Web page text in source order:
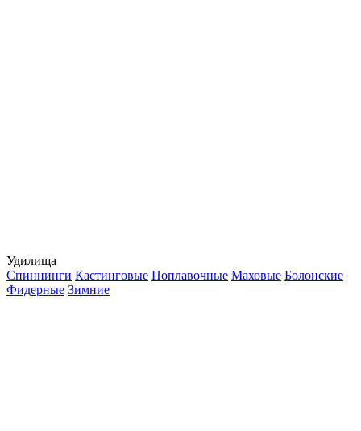
Удилища
Спиннинги Кастинговые Поплавочные Маховые Болонские
Фидерные Зимние